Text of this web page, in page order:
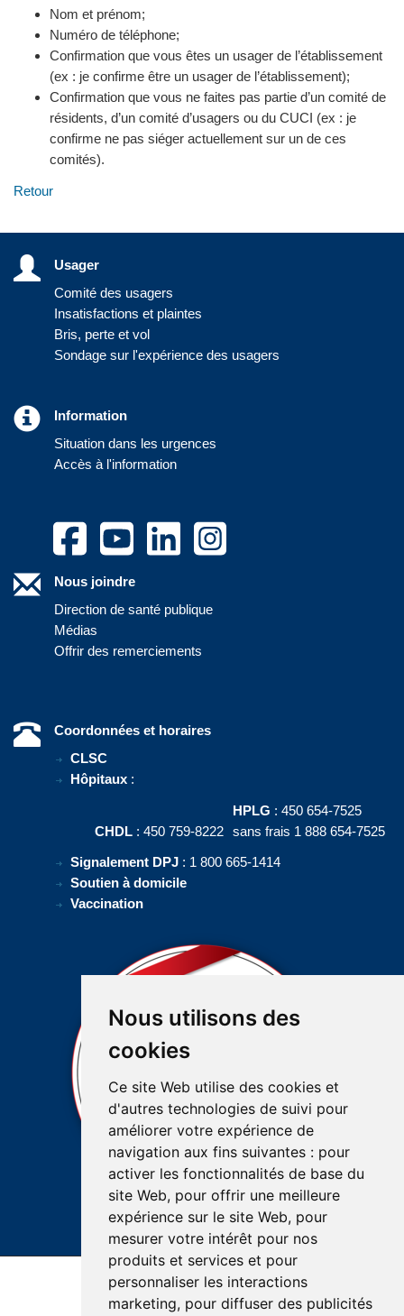
Nous utilisons des
cookies
Ce site Web utilise des cookies et
d'autres technologies de suivi pour
améliorer votre expérience de
navigation aux fins suivantes : pour
activer les fonctionnalités de base du
site Web, pour offrir une meilleure
expérience sur le site Web, pour
mesurer votre intérêt pour nos
produits et services et pour
personnaliser les interactions
marketing, pour diffuser des publicités
Nom et prénom;
Numéro de téléphone;
Confirmation que vous êtes un usager de l’établissement
(ex : je confirme être un usager de l’établissement);
Confirmation que vous ne faites pas partie d’un comité de
résidents, d’un comité d’usagers ou du CUCI (ex : je
confirme ne pas siéger actuellement sur un de ces
comités).
Retour
Usager
Comité des usagers
Insatisfactions et plaintes
Bris, perte et vol
Sondage sur l'expérience des usagers
Information
Situation dans les urgences
Accès à l'information
Nous joindre
Direction de santé publique
Médias
Offrir des remerciements
Coordonnées et horaires
CLSC
Hôpitaux :
CHDL : 450 759-8222
HPLG : 450 654-7525
sans frais 1 888 654-7525
Signalement DPJ : 1 800 665-1414
Soutien à domicile
Vaccination
Accessibilité Plan du site
Réalisation du site